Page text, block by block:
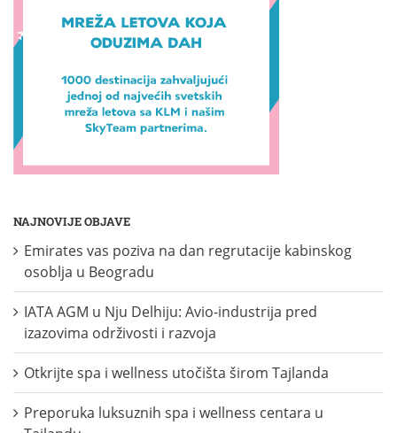
NAJNOVIJE OBJAVE
Emirates vas poziva na dan regrutacije kabinskog
osoblja u Beogradu
IATA AGM u Nju Delhiju: Avio-industrija pred
izazovima održivosti i razvoja
Otkrijte spa i wellness utočišta širom Tajlanda
Preporuka luksuznih spa i wellness centara u